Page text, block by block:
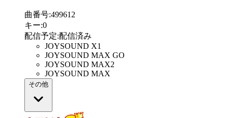
曲番号:499612
キー:0
配信予定:配信済み
JOYSOUND X1
JOYSOUND MAX GO
JOYSOUND MAX2
JOYSOUND MAX
その他